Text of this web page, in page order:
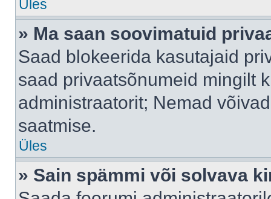
Üles
» Ma saan soovimatuid
Saad blokeerida kasutajaid
saad privaatsõnumeid mingilt
administraatorit; Nemad
saatmise.
Üles
» Sain spämmi või solvava